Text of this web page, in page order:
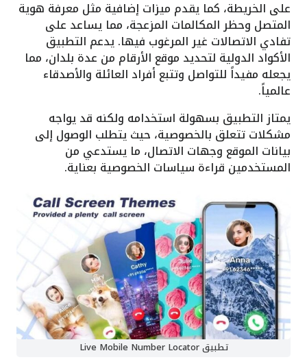
على الخريطة، كما يقدم ميزات إضافية مثل معرفة هوية
المتصل وحظر المكالمات المزعجة، مما يساعد على
تفادي الاتصالات غير المرغوب فيها. يدعم التطبيق
الأكواد الدولية لتحديد موقع الأرقام من عدة بلدان، مما
يجعله مفيداً للتواصل وتتبع أفراد العائلة والأصدقاء
عالمياً.
يمتاز التطبيق بسهولة استخدامه ولكنه قد يواجه
مشكلات تتعلق بالخصوصية، حيث يتطلب الوصول إلى
بيانات الموقع وجهات الاتصال، ما يستدعي من
المستخدمين قراءة سياسات الخصوصية بعناية.
تطبيق Live Mobile Number Locator